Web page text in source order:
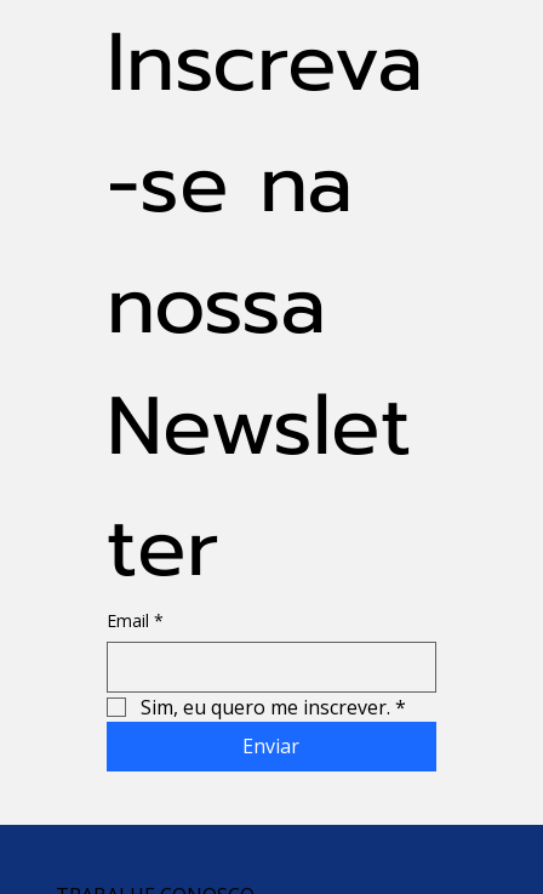
Inscreva
-se na
nossa
Newslet
ter
Email *
Sim, eu quero me inscrever. *
Enviar